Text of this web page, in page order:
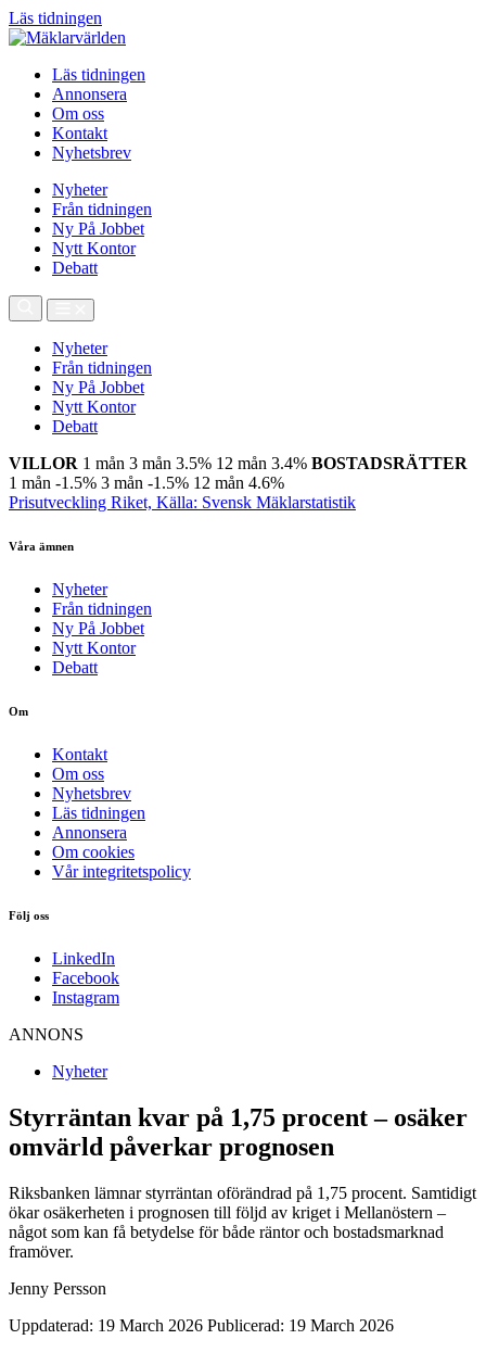
Läs tidningen
Läs tidningen
Annonsera
Om oss
Kontakt
Nyhetsbrev
Nyheter
Från tidningen
Ny På Jobbet
Nytt Kontor
Debatt
Nyheter
Från tidningen
Ny På Jobbet
Nytt Kontor
Debatt
VILLOR 1 mån 3 mån 3.5% 12 mån 3.4% BOSTADSRÄTTER
1 mån -1.5% 3 mån -1.5% 12 mån 4.6%
Prisutveckling Riket, Källa: Svensk Mäklarstatistik
Våra ämnen
Nyheter
Från tidningen
Ny På Jobbet
Nytt Kontor
Debatt
Om
Kontakt
Om oss
Nyhetsbrev
Läs tidningen
Annonsera
Om cookies
Vår integritetspolicy
Följ oss
LinkedIn
Facebook
Instagram
ANNONS
Nyheter
Styrräntan kvar på 1,75 procent – osäker
omvärld påverkar prognosen
Riksbanken lämnar styrräntan oförändrad på 1,75 procent. Samtidigt
ökar osäkerheten i prognosen till följd av kriget i Mellanöstern –
något som kan få betydelse för både räntor och bostadsmarknad
framöver.
Jenny Persson
Uppdaterad: 19 March 2026 Publicerad: 19 March 2026